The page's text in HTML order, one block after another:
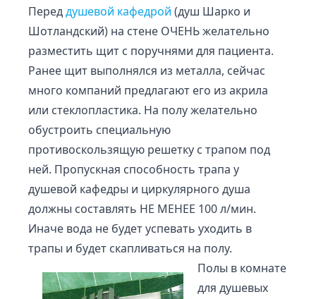
Переддушевой кафедрой (душ Шарко и
Шотландский) на стене ОЧЕНЬ желательно
разместить щит с поручнями для пациента.
Ранее щит выполнялся из металла, сейчас
много компаний предлагают его из акрила
или стеклопластика. На полу желательно
обустроить специальную
противоскользящую решетку с трапом под
ней. Пропускная способность трапа у
душевой кафедры и циркулярного душа
должны составлять НЕ МЕНЕЕ 100 л/мин.
Иначе вода не будет успевать уходить в
трапы и будет скапливаться на полу.
Полы в комнате
для душевых